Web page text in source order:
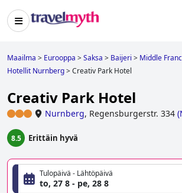
Maailma > Eurooppa >Saksa > Baijeri > Middle
Hotellit Nurnberg>Creativ Park Hotel
Creativ Park Hotel
Nurnberg, Regensburgerstr. 334 (
8.5 Erittäin hyvä
Tulopäivä - Lähtöpäivä
to, 27 8 - pe, 28 8